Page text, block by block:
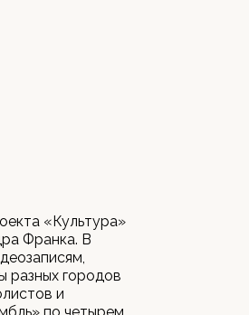
«Культура»
Франка. В
разных городов
и